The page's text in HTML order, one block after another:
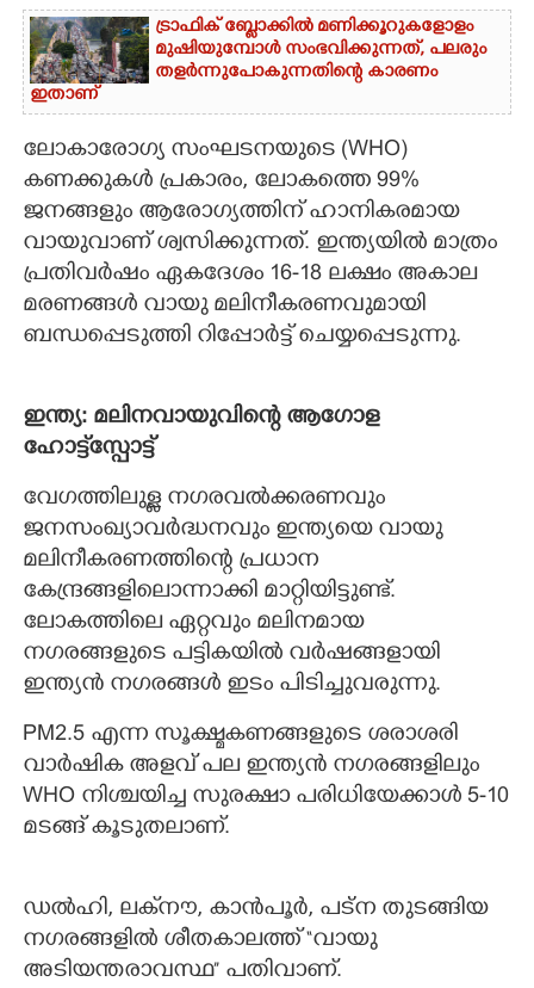
ട്രാഫിക് ബ്ലോക്കിൽ മണിക്കൂറുകളോളം
മുഷിയുമ്പോൾ സംഭവിക്കുന്നത്, പലരും
തളർന്നുപോകുന്നതിന്റെ കാരണം
ഇതാണ്
ലോകാരോഗ്യ സംഘടനയുടെ (WHO)
കണക്കുകള്‍ പ്രകാരം, ലോകത്തെ 99%
ജനങ്ങളും ആരോഗ്യത്തിന് ഹാനികരമായ
വായുവാണ് ശ്വസിക്കുന്നത്. ഇന്ത്യയില്‍ മാത്രം
പ്രതിവര്‍ഷം ഏകദേശം 16-18 ലക്ഷം അകാല
മരണങ്ങള്‍ വായു മലിനീകരണവുമായി
ബന്ധപ്പെടുത്തി റിപ്പോര്‍ട്ട് ചെയ്യപ്പെടുന്നു.
ഇന്ത്യ: മലിനവായുവിന്റെ ആഗോള
ഹോട്ട്സ്പോട്ട്
വേഗത്തിലുള്ള നഗരവല്‍ക്കരണവും
ജനസംഖ്യാവര്‍ദ്ധനവും ഇന്ത്യയെ വായു
മലിനീകരണത്തിന്റെ പ്രധാന
കേന്ദ്രങ്ങളിലൊന്നാക്കി മാറ്റിയിട്ടുണ്ട്.
ലോകത്തിലെ ഏറ്റവും മലിനമായ
നഗരങ്ങളുടെ പട്ടികയില്‍ വര്‍ഷങ്ങളായി
ഇന്ത്യന്‍ നഗരങ്ങള്‍ ഇടം പിടിച്ചുവരുന്നു.
PM2.5 എന്ന സൂക്ഷ്മകണങ്ങളുടെ ശരാശരി
വാര്‍ഷിക അളവ് പല ഇന്ത്യന്‍ നഗരങ്ങളിലും
WHO നിശ്ചയിച്ച സുരക്ഷാ പരിധിയേക്കാള്‍ 5-10
മടങ്ങ് കൂടുതലാണ്.
ഡല്‍ഹി, ലക്‌നൗ, കാന്‍പൂര്‍, പട്ന തുടങ്ങിയ
നഗരങ്ങളില്‍ ശീതകാലത്ത് “വായു
അടിയന്തരാവസ്ഥ” പതിവാണ്.